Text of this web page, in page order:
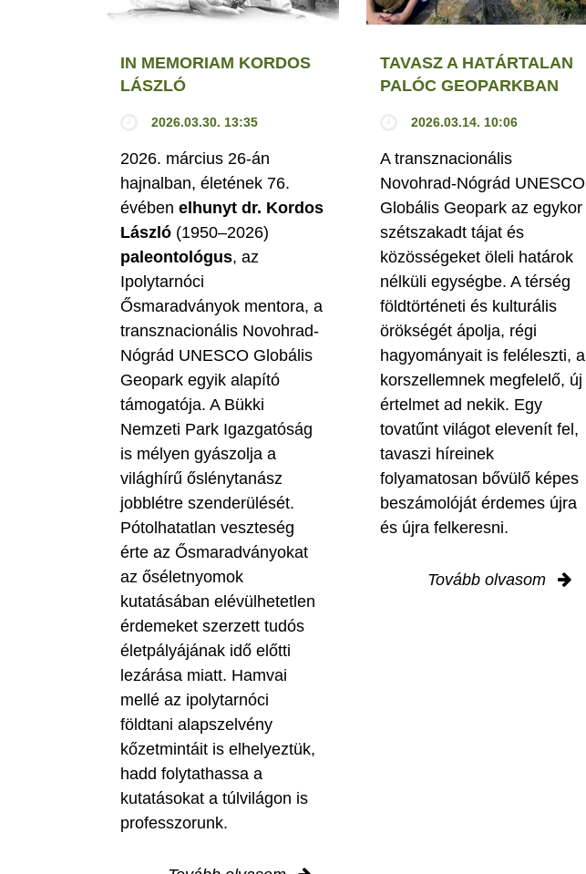
IN MEMORIAM KORDOS
LÁSZLÓ
2026.03.30. 13:35
2026. március 26-án
hajnalban, életének 76.
évében elhunyt dr. Kordos
László (1950–2026)
paleontológus, az
Ipolytarnóci
Ősmaradványok mentora, a
transznacionális Novohrad-
Nógrád UNESCO Globális
Geopark egyik alapító
támogatója. A Bükki
Nemzeti Park Igazgatóság
is mélyen gyászolja a
világhírű őslénytanász
jobblétre szenderülését.
Pótolhatatlan veszteség
érte az Ősmaradványokat
az őséletnyomok
kutatásában elévülhetetlen
érdemeket szerzett tudós
életpályájának idő előtti
lezárása miatt. Hamvai
mellé az ipolytarnóci
földtani alapszelvény
kőzetmintáit is elhelyeztük,
hadd folytathassa a
kutatásokat a túlvilágon is
professzorunk.
TAVASZ A HATÁRTALAN
PALÓC GEOPARKBAN
2026.03.14. 10:06
A transznacionális
Novohrad-Nógrád UNESCO
Globális Geopark az egykor
szétszakadt tájat és
közösségeket öleli határok
nélküli egységbe. A térség
földtörténeti és kulturális
örökségét ápolja, régi
hagyományait is feléleszti, a
korszellemnek megfelelő, új
értelmet ad nekik. Egy
tovatűnt világot elevenít fel,
tavaszi híreinek
folyamatosan bővülő képes
beszámolóját érdemes újra
és újra felkeresni.
Tovább olvasom